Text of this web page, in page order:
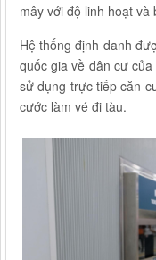
mây với độ linh hoạt và
Hệ thống định danh
quốc gia về dân cư
sử dụng trực tiếp căn
cước làm vé đi tàu.